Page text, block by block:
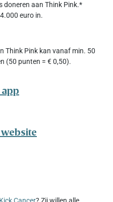
doneren aan Think Pink.*
euro in.
Think Pink kan vanaf min. 50
(50 punten = € 0,50).